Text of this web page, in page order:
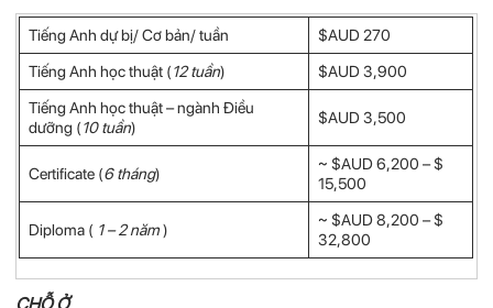
Tiếng Anh dự bị/ Cơ bản/ tuần
$AUD 270
Tiếng Anh học thuật (12 tuần)
$AUD 3,900
Tiếng Anh học thuật – ngành Điều
dưỡng (10 tuần)
$AUD 3,500
Certificate (6 tháng)
~ $AUD 6,200 – $
15,500
Diploma ( 1 – 2 năm)
~ $AUD 8,200 – $
32,800